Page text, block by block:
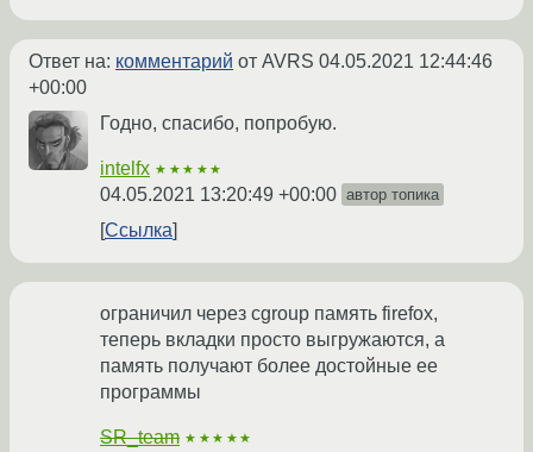
Ответ на: комментарий от AVRS 04.05.2021 12:44:46
+00:00
Годно, спасибо, попробую.
intelfx ★★★★★
04.05.2021 13:20:49 +00:00 автор топика
Ссылка
ограничил через cgroup память firefox,
теперь вкладки просто выгружаются, а
память получают более достойные ее
программы
SR_team ★★★★★